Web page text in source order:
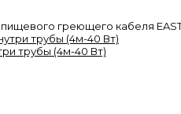
греющего кабеля
трубы (4м-40 Вт)